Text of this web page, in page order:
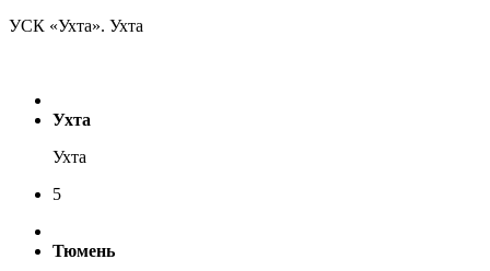
УСК «Ухта». Ухта
Ухта
Ухта
5
Тюмень